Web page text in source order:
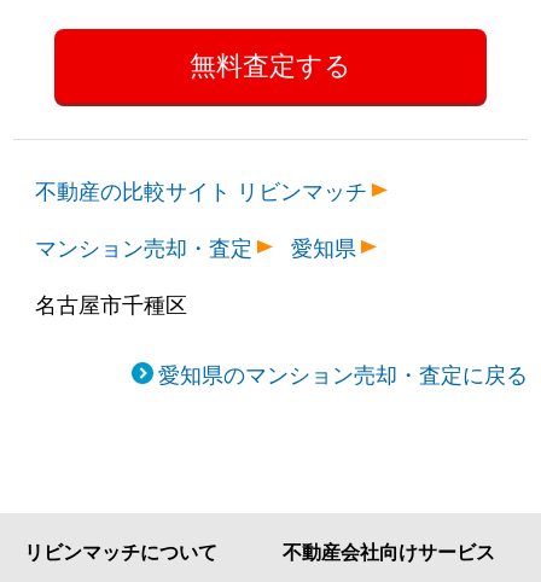
不動産の比較サイト リビンマッチ
マンション売却・査定
愛知県
名古屋市千種区
愛知県のマンション売却・査定に戻る
リビンマッチについて 不動産会社向けサービス